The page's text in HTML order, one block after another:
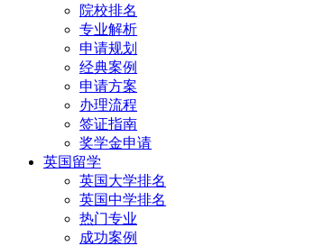
院校排名
专业解析
申请规划
经典案例
申请方案
办理流程
签证指南
奖学金申请
英国留学
英国大学排名
英国中学排名
热门专业
成功案例